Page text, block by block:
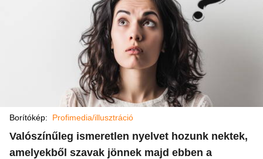
Borítókép: Profimedia/illusztráció
Valószínűleg ismeretlen nyelvet hozunk nektek,
amelyekből szavak jönnek majd ebben a